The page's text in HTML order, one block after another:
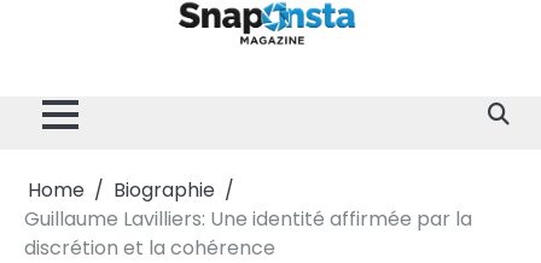
Home
Biographie
Guillaume Lavilliers: Une identité affirmée par la
discrétion et la cohérence